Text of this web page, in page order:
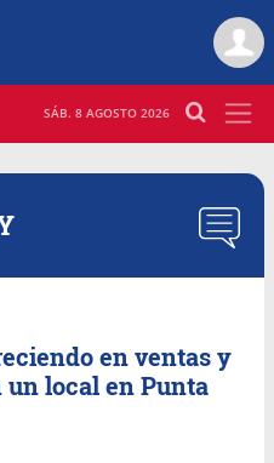
SÁB. 8 AGOSTO 2026
en ventas y
local en Punta